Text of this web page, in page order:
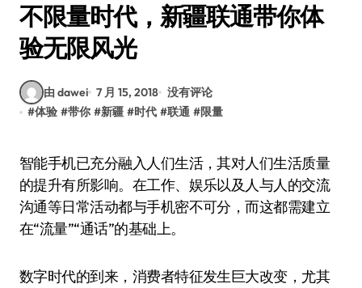
不限量时代，新疆联通带你体
验无限风光
由 dawei 7 月 15, 2018 没有评论
#体验 #带你 #新疆 #时代 #联通 #限量
智能手机已充分融入人们生活，其对人们生活质量
的提升有所影响。在工作、娱乐以及人与人的交流
沟通等日常活动都与手机密不可分，而这都需建立
在“流量”“通话”的基础上。
数字时代的到来，消费者特征发生巨大改变，尤其